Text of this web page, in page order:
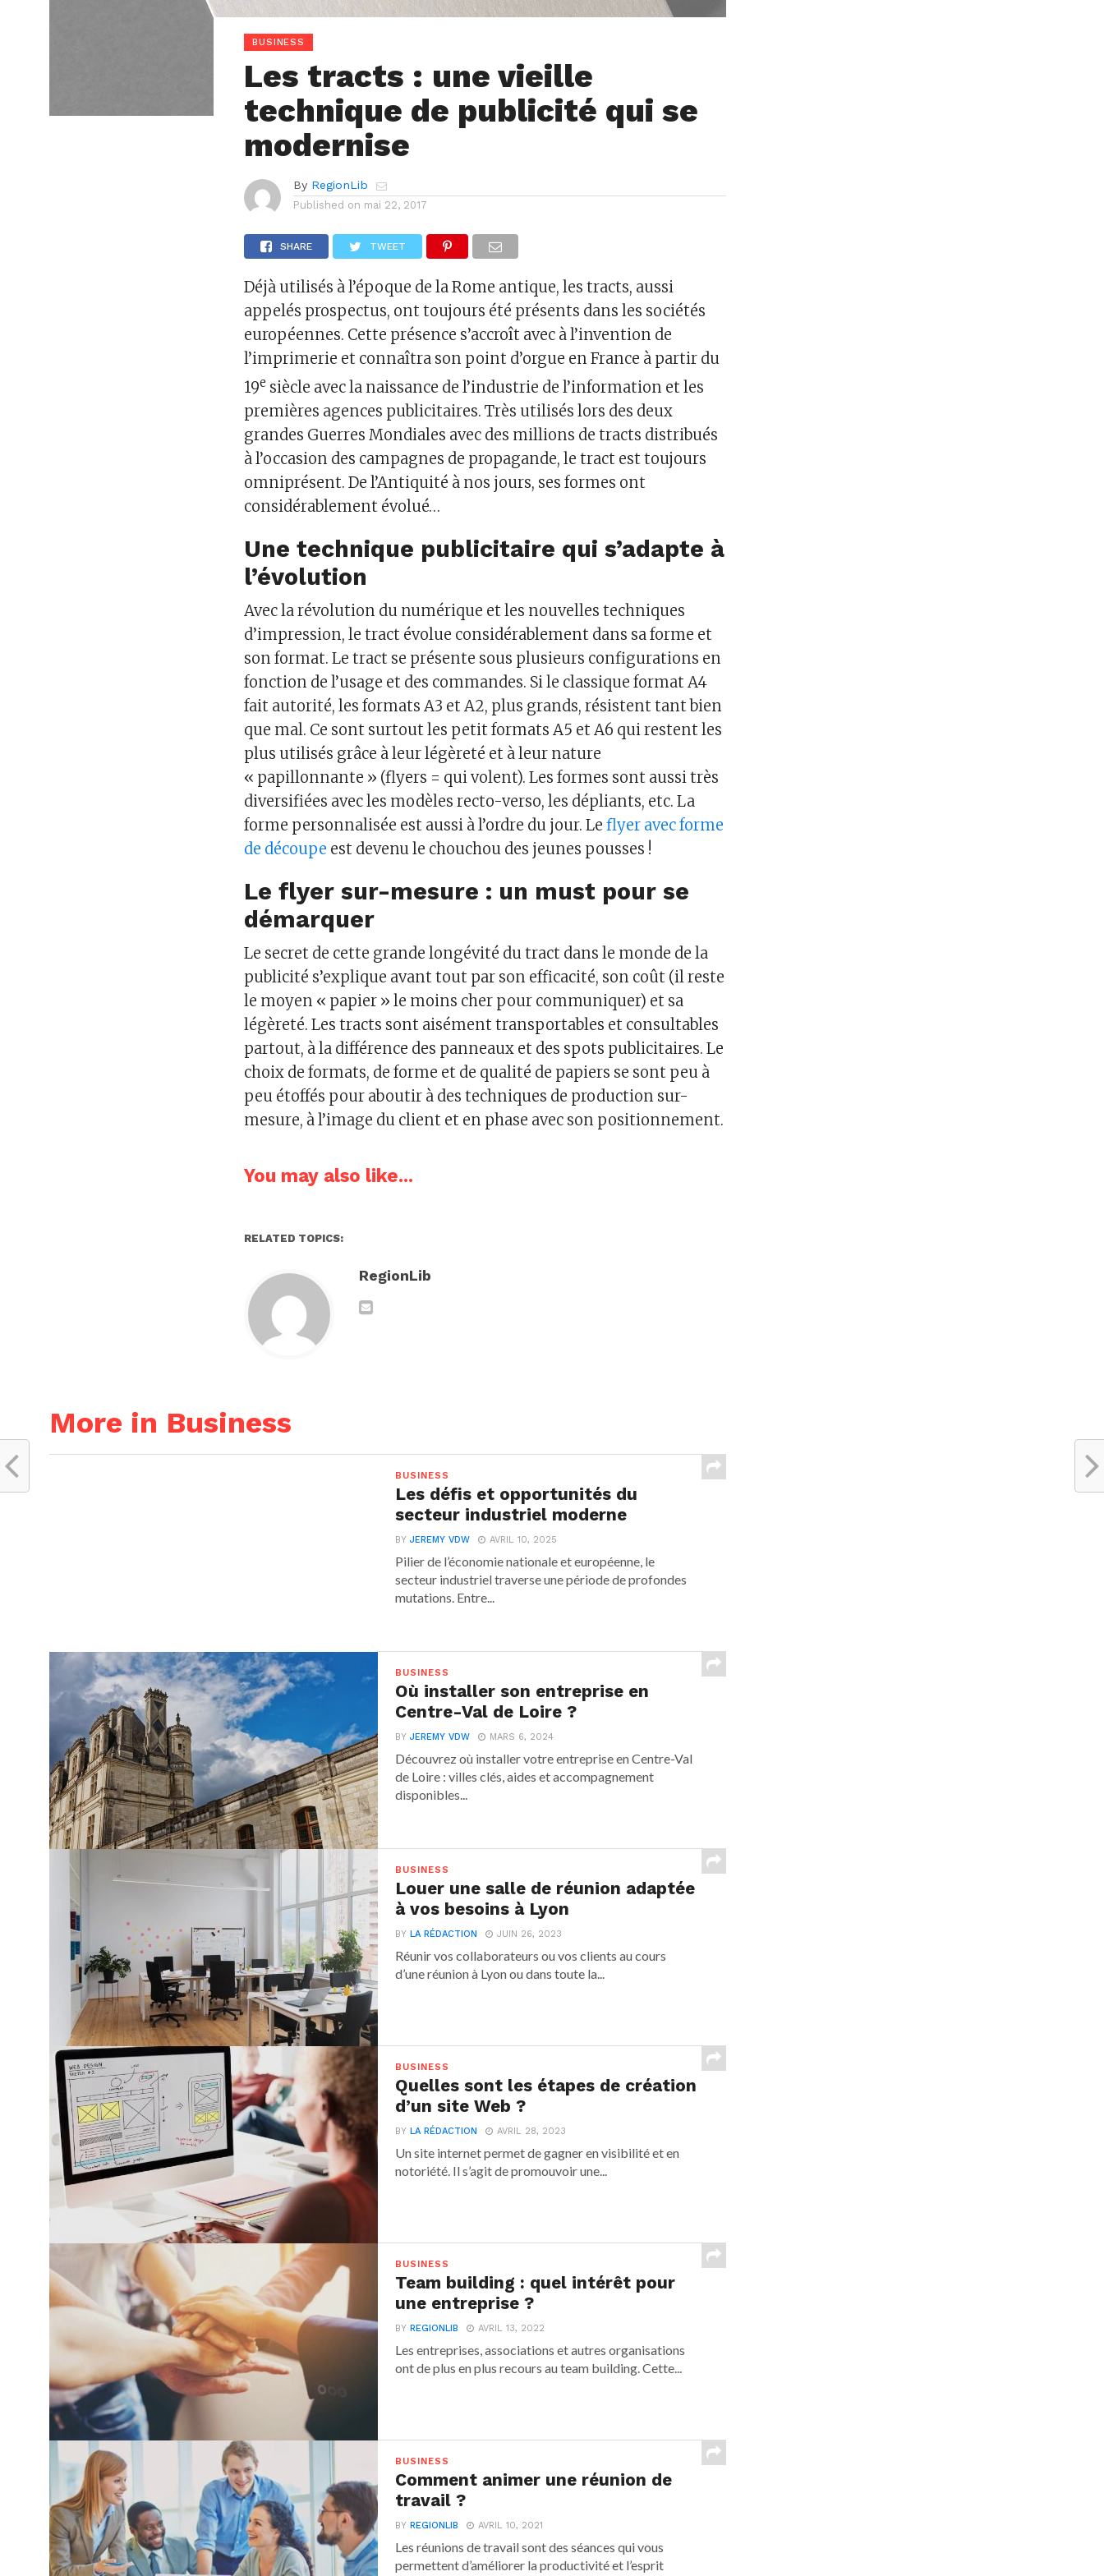
BUSINESS
Les tracts : une vieille
technique de publicité qui se
modernise
By RegionLib
Published on mai 22, 2017
SHARE TWEET
Déjà utilisés à l’époque de la Rome antique, les tracts, aussi
appelés prospectus, ont toujours été présents dans les sociétés
européennes. Cette présence s’accroît avec à l’invention de
l’imprimerie et connaîtra son point d’orgue en France à partir du
19e siècle avec la naissance de l’industrie de l’information et les
premières agences publicitaires. Très utilisés lors des deux
grandes Guerres Mondiales avec des millions de tracts distribués
à l’occasion des campagnes de propagande, le tract est toujours
omniprésent. De l’Antiquité à nos jours, ses formes ont
considérablement évolué…
Une technique publicitaire qui s’adapte à
l’évolution
Avec la révolution du numérique et les nouvelles techniques
d’impression, le tract évolue considérablement dans sa forme et
son format. Le tract se présente sous plusieurs configurations en
fonction de l’usage et des commandes. Si le classique format A4
fait autorité, les formats A3 et A2, plus grands, résistent tant bien
que mal. Ce sont surtout les petit formats A5 et A6 qui restent les
plus utilisés grâce à leur légèreté et à leur nature
« papillonnante » (flyers = qui volent). Les formes sont aussi très
diversifiées avec les modèles recto-verso, les dépliants, etc. La
forme personnalisée est aussi à l’ordre du jour. Leflyer avec forme
de découpe est devenu le chouchou des jeunes pousses !
Le flyer sur-mesure : un must pour se
démarquer
Le secret de cette grande longévité du tract dans le monde de la
publicité s’explique avant tout par son efficacité, son coût (il reste
le moyen « papier » le moins cher pour communiquer) et sa
légèreté. Les tracts sont aisément transportables et consultables
partout, à la différence des panneaux et des spots publicitaires. Le
choix de formats, de forme et de qualité de papiers se sont peu à
peu étoffés pour aboutir à des techniques de production sur-
mesure, à l’image du client et en phase avec son positionnement.
You may also like...
RELATED TOPICS:
RegionLib
More in Business
BUSINESS
Les défis et opportunités du
secteur industriel moderne
BYJEREMY VDW AVRIL 10, 2025
Pilier de l’économie nationale et européenne, le
secteur industriel traverse une période de profondes
mutations. Entre...
BUSINESS
Où installer son entreprise en
Centre-Val de Loire ?
BYJEREMY VDW MARS 6, 2024
Découvrez où installer votre entreprise en Centre-Val
de Loire : villes clés, aides et accompagnement
disponibles...
BUSINESS
Louer une salle de réunion adaptée
à vos besoins à Lyon
BYLA RÉDACTION JUIN 26, 2023
Réunir vos collaborateurs ou vos clients au cours
d’une réunion à Lyon ou dans toute la...
BUSINESS
Quelles sont les étapes de création
d’un site Web ?
BYLA RÉDACTION AVRIL 28, 2023
Un site internet permet de gagner en visibilité et en
notoriété. Il s’agit de promouvoir une...
BUSINESS
Team building : quel intérêt pour
une entreprise ?
BYREGIONLIB AVRIL 13, 2022
Les entreprises, associations et autres organisations
ont de plus en plus recours au team building. Cette...
BUSINESS
Comment animer une réunion de
travail ?
BYREGIONLIB AVRIL 10, 2021
Les réunions de travail sont des séances qui vous
permettent d’améliorer la productivité et l’esprit